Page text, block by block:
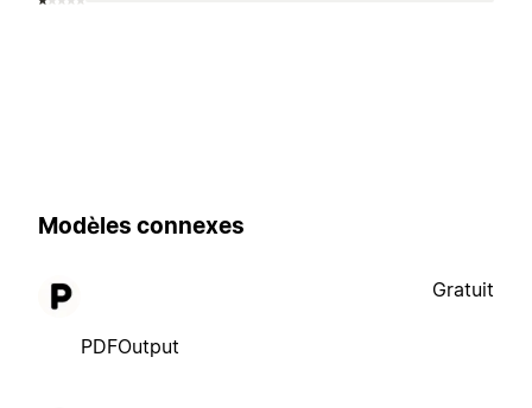
Modèles connexes
PDFOutput
Gratuit